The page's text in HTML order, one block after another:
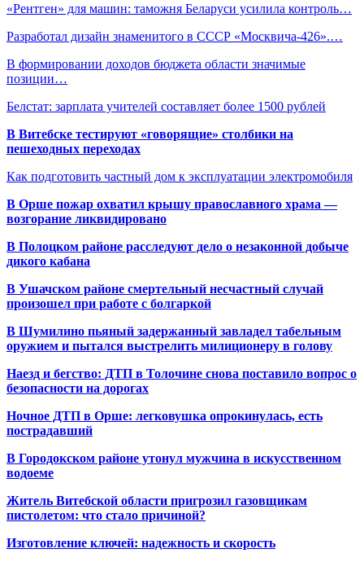
«Рентген» для машин: таможня Беларуси усилила контроль…
Разработал дизайн знаменитого в СССР «Москвича-426».…
В формировании доходов бюджета области значимые
позиции…
Белстат: зарплата учителей составляет более 1500 рублей
В Витебске тестируют «говорящие» столбики на
пешеходных переходах
Как подготовить частный дом к эксплуатации электромобиля
В Орше пожар охватил крышу православного храма —
возгорание ликвидировано
В Полоцком районе расследуют дело о незаконной добыче
дикого кабана
В Ушачском районе смертельный несчастный случай
произошел при работе с болгаркой
В Шумилино пьяный задержанный завладел табельным
оружием и пытался выстрелить милиционеру в голову
Наезд и бегство: ДТП в Толочине снова поставило вопрос о
безопасности на дорогах
Ночное ДТП в Орше: легковушка опрокинулась, есть
пострадавший
В Городокском районе утонул мужчина в искусственном
водоеме
Житель Витебской области пригрозил газовщикам
пистолетом: что стало причиной?
Изготовление ключей: надежность и скорость